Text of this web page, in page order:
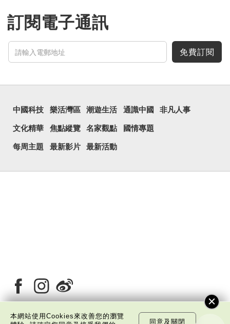
種黍。
這個古字十分少用，直
行表情符號，這個字也被網
民當做表情符號來用。
囧字的「八」像一對委
訂閱電子通訊
免費訂閱
中國科技 樂活灣區 潮遊生活 通識中國 非凡人事
文化精華 焦點縱覽 名家觀點 國情專題
每周主題 最新影片 最新活動
本網站使用Cookies來改善您的瀏覽
同意及關閉